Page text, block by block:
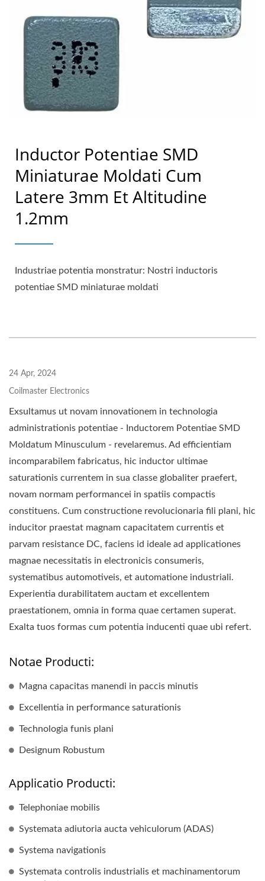
Inductor Potentiae SMD
Miniaturae Moldati Cum
Latere 3mm Et Altitudine
1.2mm
Industriae potentia monstratur: Nostri inductoris
potentiae SMD miniaturae moldati
24 Apr, 2024
Coilmaster Electronics
Exsultamus ut novam innovationem in technologia
administrationis potentiae - Inductorem Potentiae SMD
Moldatum Minusculum - revelaremus. Ad efficientiam
incomparabilem fabricatus, hic inductor ultimae
saturationis currentem in sua classe globaliter praefert,
novam normam performancei in spatiis compactis
constituens. Cum constructione revolucionaria fili plani, hic
inducitor praestat magnam capacitatem currentis et
parvam resistance DC, faciens id ideale ad applicationes
magnae necessitatis in electronicis consumeris,
systematibus automotiveis, et automatione industriali.
Experientia durabilitatem auctam et excellentem
praestationem, omnia in forma quae certamen superat.
Exalta tuos formas cum potentia inducenti quae ubi refert.
Notae Producti:
Magna capacitas manendi in paccis minutis
Excellentia in performance saturationis
Technologia funis plani
Designum Robustum
Applicatio Producti:
Telephoniae mobilis
Systemata adiutoria aucta vehiculorum (ADAS)
Systema navigationis
Systemata controlis industrialis et machinamentorum